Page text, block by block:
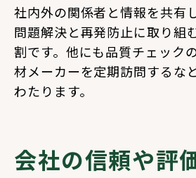
社内外の関係者と情報を共有
問題解決と再発防止に取り組
割です。他にも品質チェック
材メーカーを定期訪問するな
わたります。
会社の信頼や評